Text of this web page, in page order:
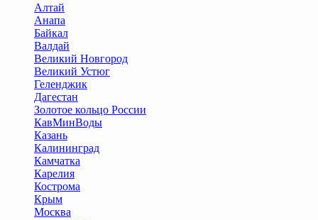
Алтай
Анапа
Байкал
Валдай
Великий Новгород
Великий Устюг
Геленджик
Дагестан
Золотое кольцо России
КавМинВоды
Казань
Калининград
Камчатка
Карелия
Кострома
Крым
Москва